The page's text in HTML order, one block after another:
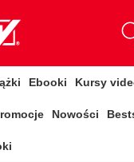
Ebooki Kursy
Nowości